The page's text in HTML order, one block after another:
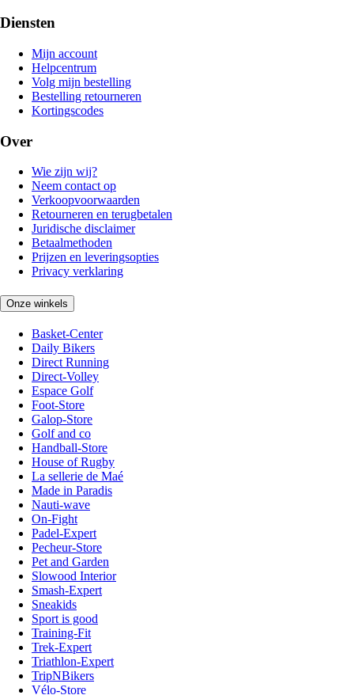
Diensten
Mijn account
Helpcentrum
Volg mijn bestelling
Bestelling retourneren
Kortingscodes
Over
Wie zijn wij?
Neem contact op
Verkoopvoorwaarden
Retourneren en terugbetalen
Juridische disclaimer
Betaalmethoden
Prijzen en leveringsopties
Privacy verklaring
Onze winkels
Basket-Center
Daily Bikers
Direct Running
Direct-Volley
Espace Golf
Foot-Store
Galop-Store
Golf and co
Handball-Store
House of Rugby
La sellerie de Maé
Made in Paradis
Nauti-wave
On-Fight
Padel-Expert
Pecheur-Store
Pet and Garden
Slowood Interior
Smash-Expert
Sneakids
Sport is good
Training-Fit
Trek-Expert
Triathlon-Expert
TripNBikers
Vélo-Store